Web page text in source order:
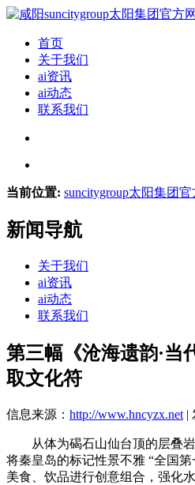
首页
关于我们
ai资讯
ai动态
联系我们
当前位置: suncitygroup太阳集团
新闻导航
关于我们
ai资讯
ai动态
联系我们
第三幅《沧海遗韵·当
取文化符
信息来源： http://www.hncyzx.net |
从体为碣石山仙台顶的层叠岩
将秦皇岛的标记性景不雅 “全国
美食、饮品进行创意组合，强化